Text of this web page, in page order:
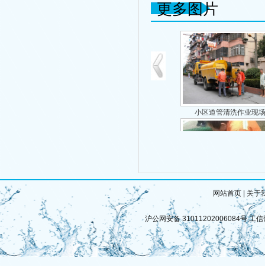
更多图片
小区道管清洗作业现场
隔油池清理 作业
网站首页| 关于
沪公网安备 31011202006084号 工信